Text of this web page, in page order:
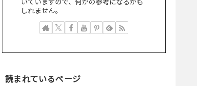
しれません。
読まれているページ